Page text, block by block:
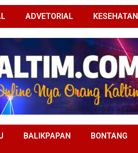
ADVETORIAL KESEHATAN
BALIKPAPAN BONTANG